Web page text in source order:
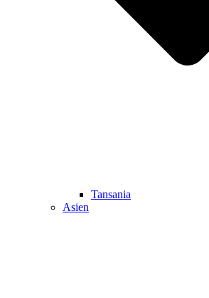
Tansania
Asien